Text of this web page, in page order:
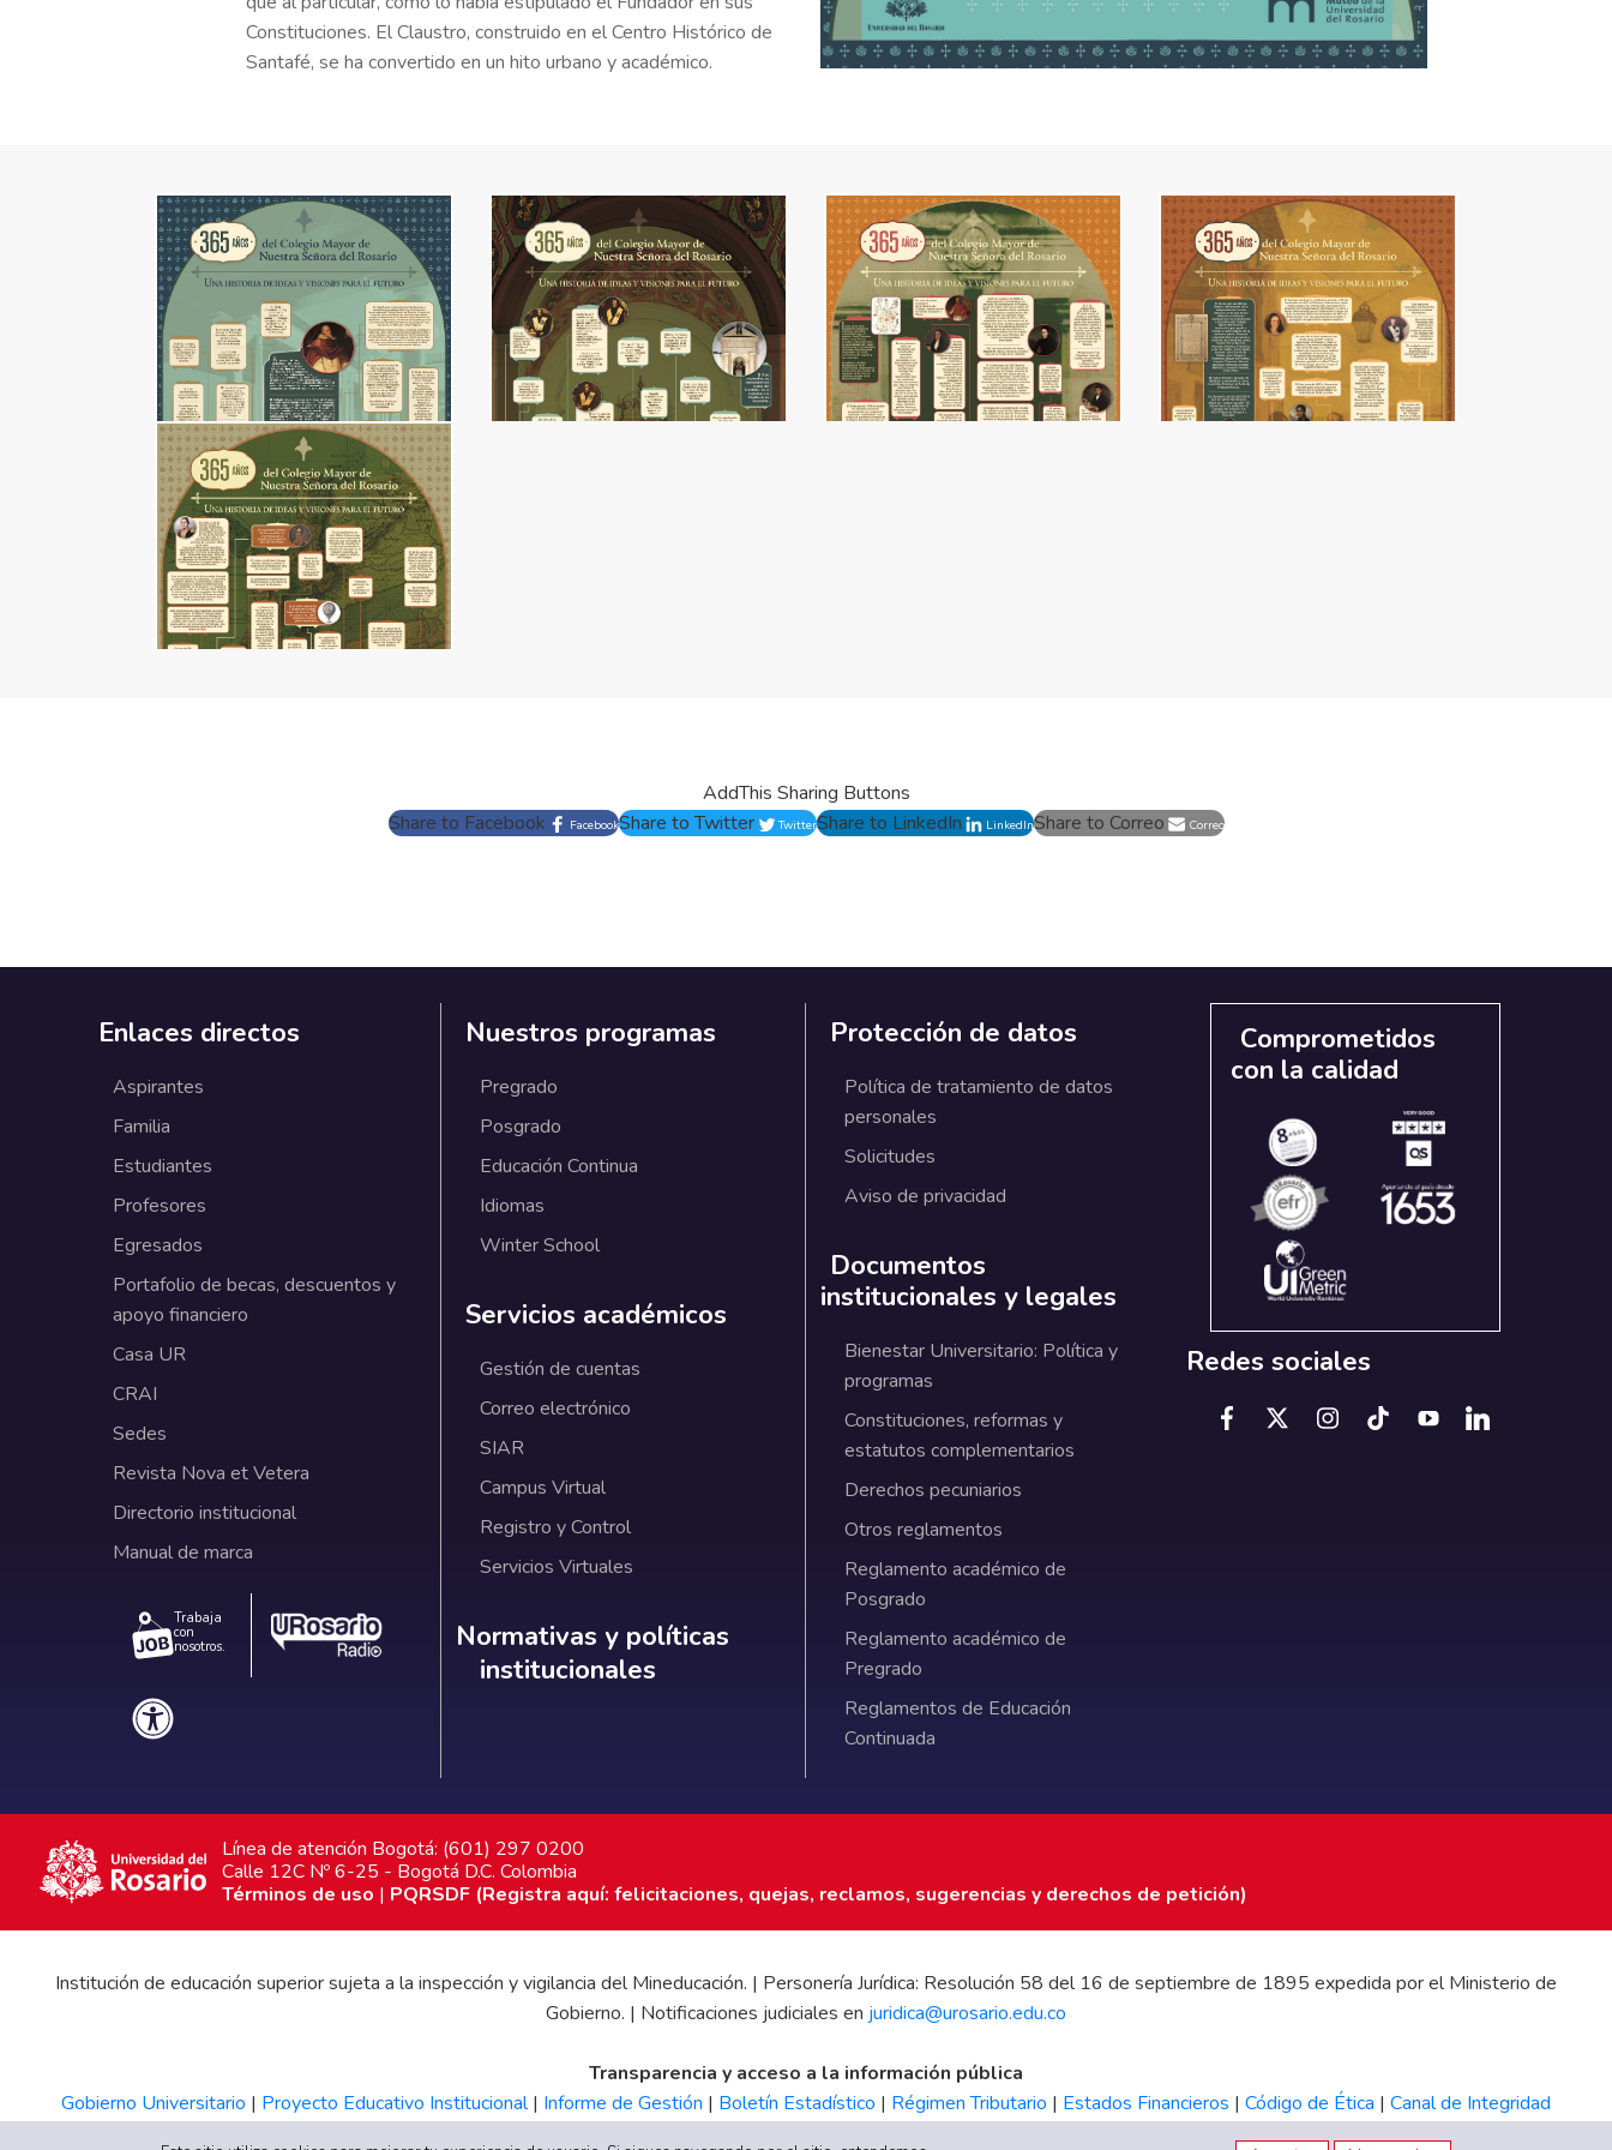
Constituciones. El Claustro, construido en el Centro Histórico de
Santafé, se ha convertido en un hito urbano y académico.
AddThis Sharing Buttons
Share to Facebook
FacebookShare to Twitter TwitterShare to LinkedIn LinkedInShare to Correo Correo
Enlaces directos
Aspirantes
Familia
Estudiantes
Profesores
Egresados
Portafolio de becas, descuentos y
apoyo financiero
Casa UR
CRAI
Sedes
Revista Nova et Vetera
Directorio institucional
Manual de marca
Trabaja
con
nosotros.
Nuestros programas
Pregrado
Posgrado
Educación Continua
Idiomas
Winter School
Servicios académicos
Gestión de cuentas
Correo electrónico
SIAR
Campus Virtual
Registro y Control
Servicios Virtuales
Normativas y políticas institucionales
Normativas y políticas
institucionales
Protección de datos
Política de tratamiento de datos
personales
Solicitudes
Aviso de privacidad
Documentos
institucionales y legales
Bienestar Universitario: Política y
programas
Constituciones, reformas y
estatutos complementarios
Derechos pecuniarios
Otros reglamentos
Reglamento académico de
Posgrado
Reglamento académico de
Pregrado
Reglamentos de Educación
Continuada
Comprometidos
con la calidad
Redes sociales
Línea de atención Bogotá: (601) 297 0200
Calle 12C Nº 6-25 - Bogotá D.C. Colombia
Términos de uso | PQRSDF (Registra aquí: felicitaciones, quejas, reclamos, sugerencias y derechos de petición)
Institución de educación superior sujeta a la inspección y vigilancia del Mineducación. | Personería Jurídica: Resolución 58 del 16 de septiembre de 1895 expedida por el Ministerio de
Gobierno. | Notificaciones judiciales en juridica@urosario.edu.co
Transparencia y acceso a la información pública
Gobierno Universitario | Proyecto Educativo Institucional| Informe de Gestión | Boletín Estadístico | Régimen Tributario | Estados Financieros | Código de Ética | Canal de Integridad